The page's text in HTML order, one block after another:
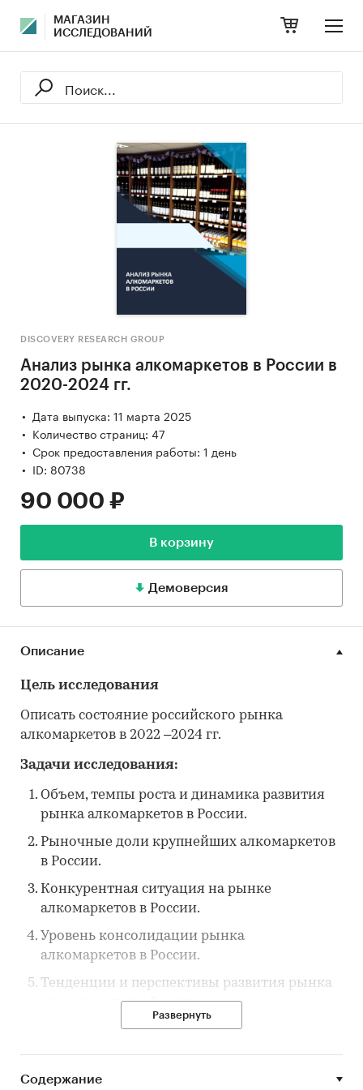
МАГАЗИН
ИССЛЕДОВАНИЙ
DISCOVERY RESEARCH GROUP
Анализ рынка алкомаркетов в России в
2020-2024 гг.
Дата выпуска: 11 марта 2025
Количество страниц: 47
Срок предоставления работы: 1 день
ID: 80738
90 000 ₽
В корзину
Демоверсия
Описание
Цель исследования
Описать состояние российского рынка
алкомаркетов в 2022 –2024 гг.
Задачи исследования:
Объем, темпы роста и динамика развития
рынка алкомаркетов в России.
Рыночные доли крупнейших алкомаркетов
в России.
Конкурентная ситуация на рынке
алкомаркетов в России.
Уровень консолидации рынка
алкомаркетов в России.
Тенденции и перспективы развития рынка
алкомаркетов в России.
Факторы, определяющие текущее состояние
Факторы, препятствующие росту рынка
Развернуть
Содержание